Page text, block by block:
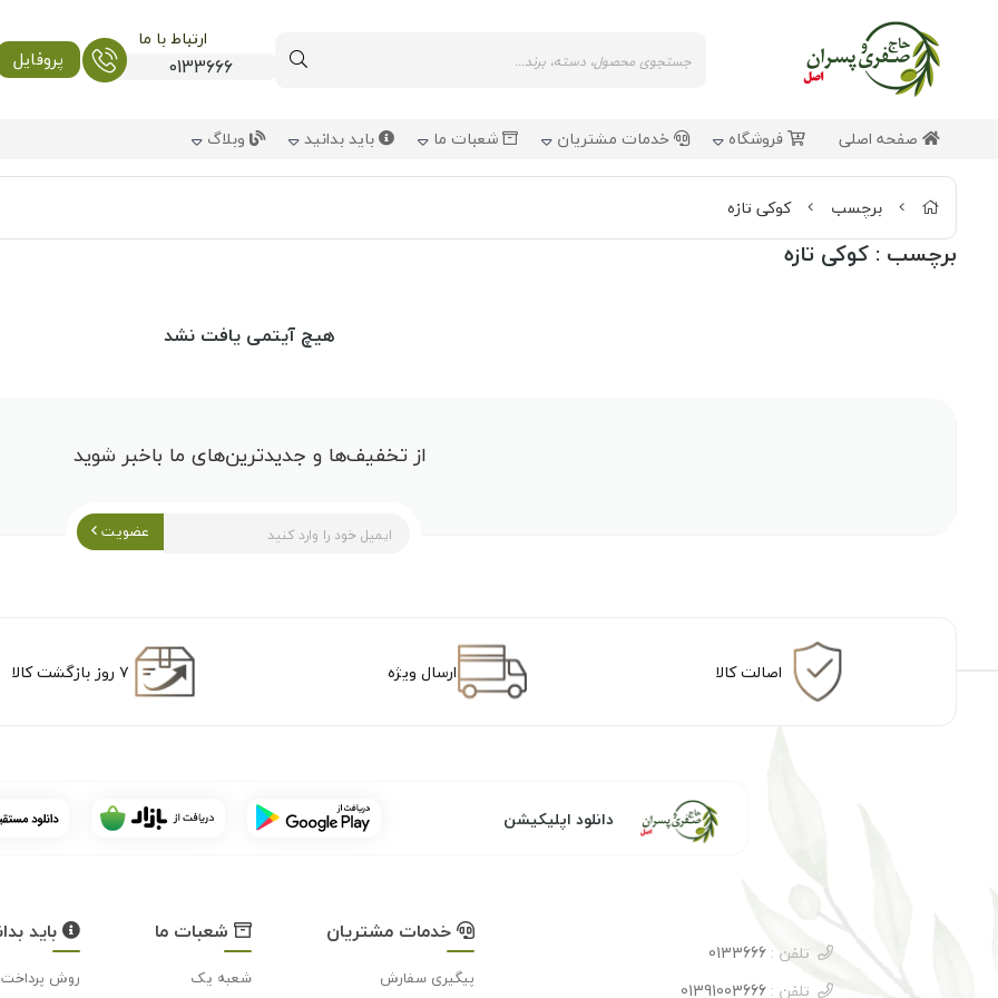
ارتباط با ما
0133666 پروفایل
صفحه اصلی فروشگاه خدمات مشتریان شعبات ما باید بدانید وبلاگ
برچسب کوکی تازه
برچسب : کوکی تازه
هیچ آیتمی یافت نشد
از تخفیف‌ها و جدیدترین‌های ما باخبر شوید
عضویت
اصالت کالا ارسال ویژه ۷ روز بازگشت کالا
دانلود اپلیکیشن
تلفن : 0133666
تلفن : 01391003666
خدمات مشتریان
پیگیری سفارش
شعبات ما
شعبه یک
باید
روش پرداخت